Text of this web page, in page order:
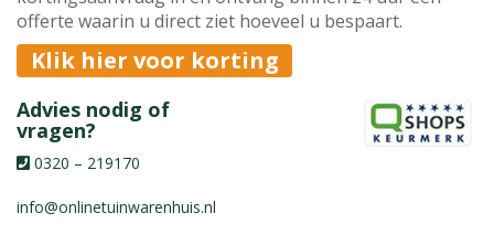
offerte waarin u direct ziet hoeveel u bespaart.
Klik hier voor korting
Advies nodig of
vragen?
0320 – 219170
info@onlinetuinwarenhuis.nl